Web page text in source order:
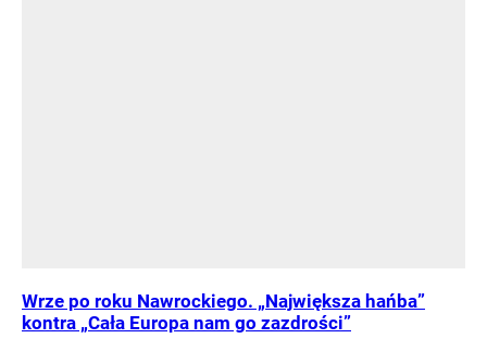
Wrze po roku Nawrockiego. „Największa hańba”
kontra „Cała Europa nam go zazdrości”